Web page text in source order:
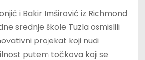
i Bakir Imširović iz Richmond
srednje škole Tuzla osmislili
projekat koji nudi
putem točkova koji se